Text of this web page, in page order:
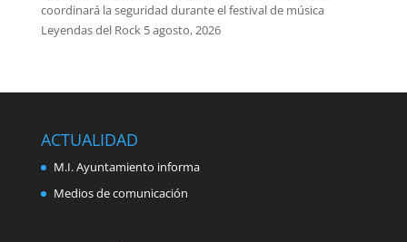
coordinará la seguridad durante el festival de música
Leyendas del Rock 5 agosto, 2026
ACTUALIDAD
M.I. Ayuntamiento informa
Medios de comunicación